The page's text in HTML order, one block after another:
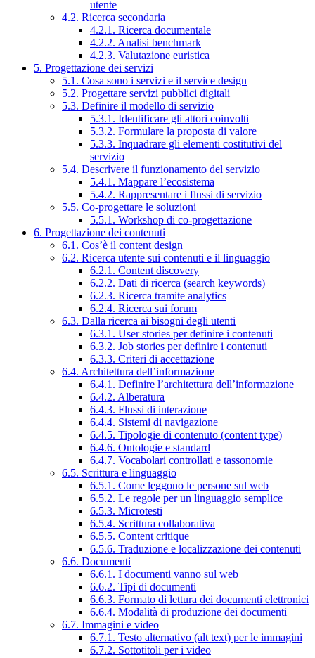
utente
4.2. Ricerca secondaria
4.2.1. Ricerca documentale
4.2.2. Analisi benchmark
4.2.3. Valutazione euristica
5. Progettazione dei servizi
5.1. Cosa sono i servizi e il service design
5.2. Progettare servizi pubblici digitali
5.3. Definire il modello di servizio
5.3.1. Identificare gli attori coinvolti
5.3.2. Formulare la proposta di valore
5.3.3. Inquadrare gli elementi costitutivi del
servizio
5.4. Descrivere il funzionamento del servizio
5.4.1. Mappare l’ecosistema
5.4.2. Rappresentare i flussi di servizio
5.5. Co-progettare le soluzioni
5.5.1. Workshop di co-progettazione
6. Progettazione dei contenuti
6.1. Cos’è il content design
6.2. Ricerca utente sui contenuti e il linguaggio
6.2.1. Content discovery
6.2.2. Dati di ricerca (search keywords)
6.2.3. Ricerca tramite analytics
6.2.4. Ricerca sui forum
6.3. Dalla ricerca ai bisogni degli utenti
6.3.1. User stories per definire i contenuti
6.3.2. Job stories per definire i contenuti
6.3.3. Criteri di accettazione
6.4. Architettura dell’informazione
6.4.1. Definire l’architettura dell’informazione
6.4.2. Alberatura
6.4.3. Flussi di interazione
6.4.4. Sistemi di navigazione
6.4.5. Tipologie di contenuto (content type)
6.4.6. Ontologie e standard
6.4.7. Vocabolari controllati e tassonomie
6.5. Scrittura e linguaggio
6.5.1. Come leggono le persone sul web
6.5.2. Le regole per un linguaggio semplice
6.5.3. Microtesti
6.5.4. Scrittura collaborativa
6.5.5. Content critique
6.5.6. Traduzione e localizzazione dei contenuti
6.6. Documenti
6.6.1. I documenti vanno sul web
6.6.2. Tipi di documenti
6.6.3. Formato di lettura dei documenti elettronici
6.6.4. Modalità di produzione dei documenti
6.7. Immagini e video
6.7.1. Testo alternativo (alt text) per le immagini
6.7.2. Sottotitoli per i video